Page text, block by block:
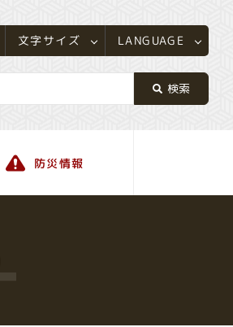
文字サイズ LANGUAGE
防災情報